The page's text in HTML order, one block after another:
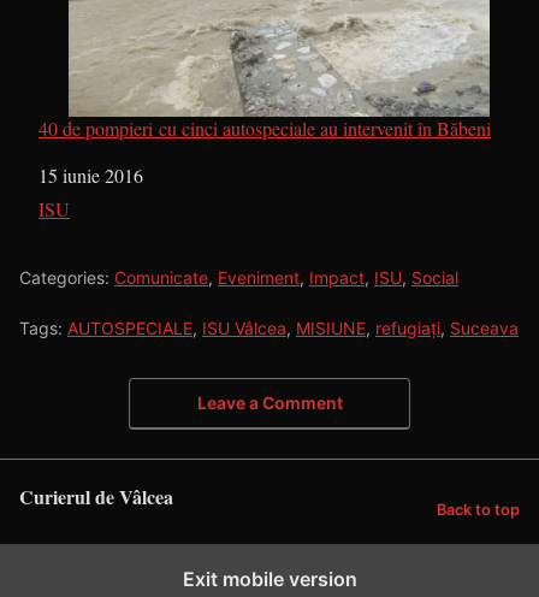
40 de pompieri cu cinci autospeciale au intervenit în Băbeni
Dată
15 iunie 2016
În legătură cu
ISU
Categories: Comunicate, Eveniment, Impact, ISU, Social
Tags: AUTOSPECIALE, ISU Vâlcea, MISIUNE, refugiați, Suceava
Leave a Comment
Curierul de Vâlcea Back to top
Exit mobile version